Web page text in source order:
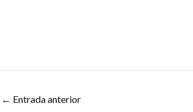
← Entrada anterior